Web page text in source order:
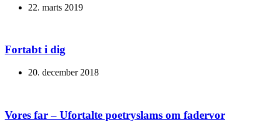
22. marts 2019
Fortabt i dig
20. december 2018
Vores far – Ufortalte poetryslams om fadervor